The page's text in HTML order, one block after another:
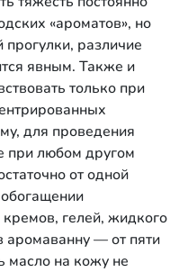
«ароматов», но
различие
явным. Также и
только при
для проведения
при любом другом
от одной
гелей, жидкого
— от пяти
масло на кожу не